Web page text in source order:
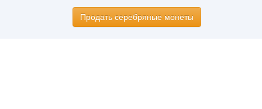
Продать серебряные монеты